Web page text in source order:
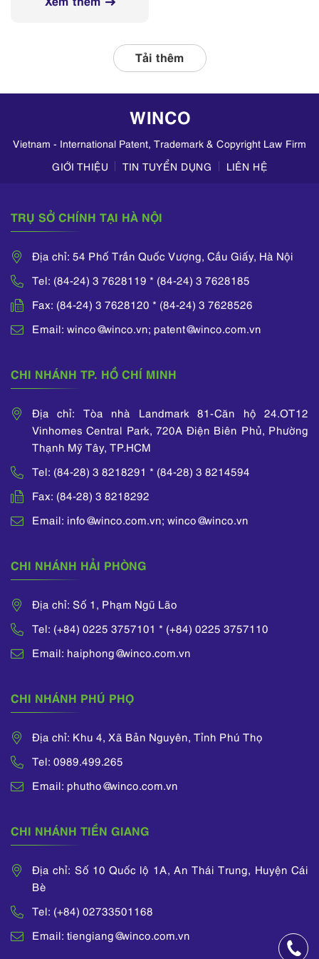
tỉnh, thành phố
liên quan, tập
trung kiểm tra
Tải thêm
WINCO
Vietnam - International Patent, Trademark & Copyright Law Firm
GIỚI THIỆU
TIN TUYỂN DỤNG LIÊN HỆ
TRỤ SỞ CHÍNH TẠI HÀ NỘI
Địa chỉ: 54 Phố Trần Quốc Vượng, Cầu Giấy, Hà Nội
Tel: (84-24) 3 7628119 * (84-24) 3 7628185
Fax: (84-24) 3 7628120 * (84-24) 3 7628526
Email: winco@winco.vn; patent@winco.com.vn
CHI NHÁNH TP. HỒ CHÍ MINH
Địa chỉ: Tòa nhà Landmark 81-Căn hộ 24.OT12
Vinhomes Central Park, 720A Điện Biên Phủ, Phường
Thạnh Mỹ Tây, TP.HCM
Tel: (84-28) 3 8218291 * (84-28) 3 8214594
Fax: (84-28) 3 8218292
Email: info@winco.com.vn; winco@winco.vn
CHI NHÁNH HẢI PHÒNG
Địa chỉ: Số 1, Phạm Ngũ Lão
Tel: (+84) 0225 3757101 * (+84) 0225 3757110
Email: haiphong@winco.com.vn
CHI NHÁNH PHÚ PHỌ
Địa chỉ: Khu 4, Xã Bản Nguyên, Tỉnh Phú Thọ
Tel: 0989.499.265
Email: phutho@winco.com.vn
CHI NHÁNH TIỀN GIANG
Địa chỉ: Số 10 Quốc lộ 1A, An Thái Trung, Huyện Cái
Bè
Tel: (+84) 02733501168
Email: tiengiang@winco.com.vn